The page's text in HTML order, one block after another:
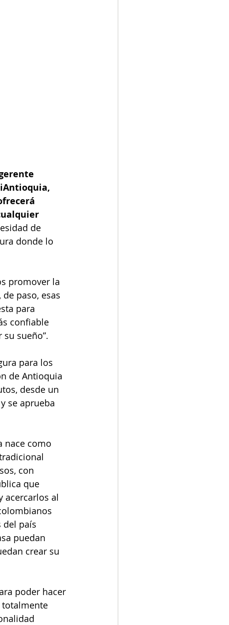
de
donde lo
promover la
paso, esas
para
confiable
sueño”.
para los
de Antioquia
desde un
se aprueba
nace como
con
que
acercarlos al
del país
puedan
crear su
poder hacer
totalmente